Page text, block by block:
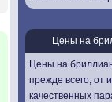
Цены на
Цены на
прежде всего, от
качественных